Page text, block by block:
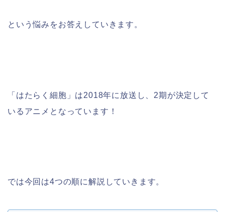
という悩みをお答えしていきます。
「はたらく細胞」は2018年に放送し、2期が決定して
いるアニメとなっています！
では今回は4つの順に解説していきます。